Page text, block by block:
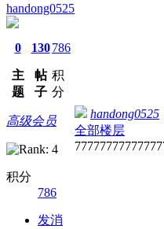
handong0525
0
主
题
130
帖
子
786
积
分
高级会员
积分
786
发消
handong0525
全部楼层